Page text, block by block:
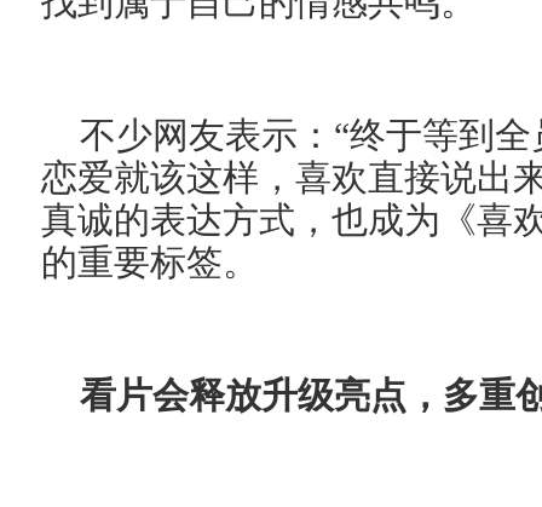
不少网友表示：“终于等到
恋爱就该这样，喜欢直接说出
真诚的表达方式，也成为《喜
的重要标签。
看片会释放升级亮点，多重